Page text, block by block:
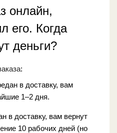
онлайн,
его. Когда
деньги?
:
в доставку, вам
1–2 дня.
в доставку, вам вернут
10 рабочих дней (но